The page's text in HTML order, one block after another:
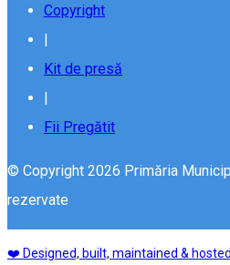
Copyright
|
Kit de presă
|
Fii Pregătit
© Copyright 2026 Primăria
rezervate
❤️ Designed, built, maintained &